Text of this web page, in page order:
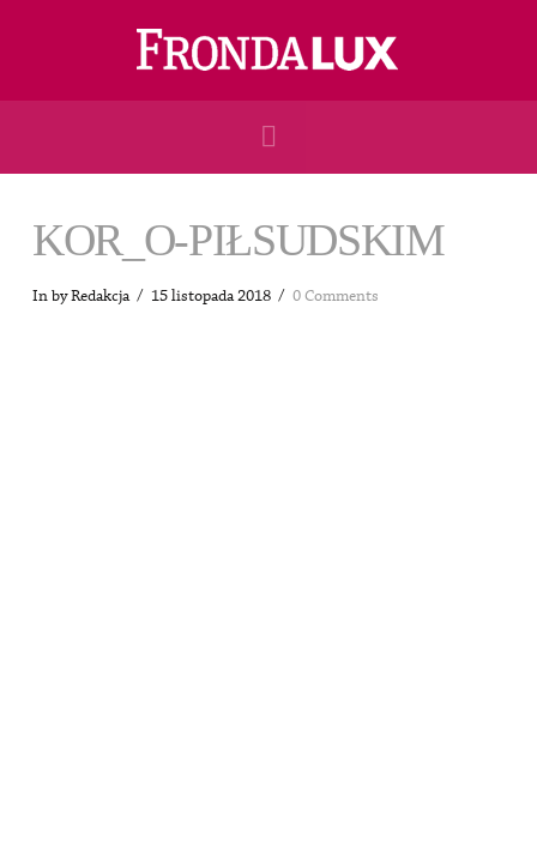
KOR_O-PIŁSUDSKIM
In by Redakcja 15 listopada 2018 0 Comments